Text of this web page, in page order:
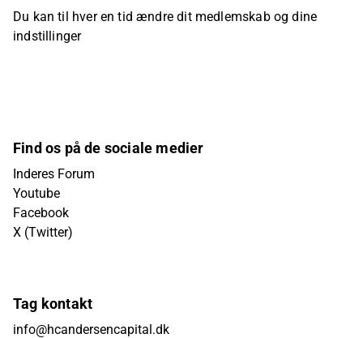
Du kan til hver en tid ændre dit medlemskab og dine
indstillinger
Find os på de sociale medier
Inderes Forum
Youtube
Facebook
X (Twitter)
Tag kontakt
info@hcandersencapital.dk